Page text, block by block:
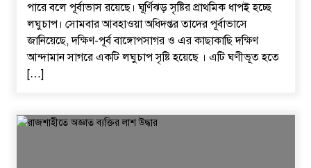
প্রধানমন্ত্রীর কাছে নিরাপত্তা চাওয়ার পরদিনই
গোদাগাড়ীর শীর্ষ ব্যবসায়ী আজাদ আটক
২০ জুলাই, ২০২৬, ১:১৫ অপরাহ্ন
১৭ জুলাই, ২০২৬, ৮:০৬ অপরাহ্ন
পারে বলে পূর্বাভাস রয়েছে। ঘূর্ণিঝড় সৃষ্টির প্রাথমিক ধাপই হচ্ছে
লঘুচাপ। সোমবার আবহাওয়া অধিদপ্তর তাদের পূর্বাভাসে
জানিয়েছে, দক্ষিণ-পূর্ব বাঙ্গোপসাগর ও এর কাছাকাছি দক্ষিণ
আন্দামান সাগরে একটি লঘুচাপ সৃষ্টি হয়েছে । এটি ঘণীভূত হতে
[…]